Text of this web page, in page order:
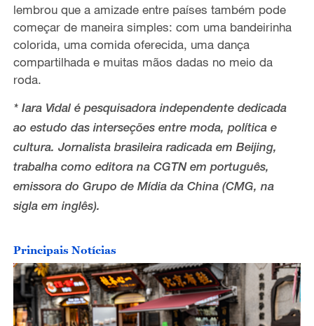
lembrou que a amizade entre países também pode
começar de maneira simples: com uma bandeirinha
colorida, uma comida oferecida, uma dança
compartilhada e muitas mãos dadas no meio da
roda.
* Iara Vidal é pesquisadora independente dedicada
ao estudo das interseções entre moda, política e
cultura. Jornalista brasileira radicada em Beijing,
trabalha como editora na CGTN em português,
emissora do Grupo de Mídia da China (CMG, na
sigla em inglês).
Principais Notícias